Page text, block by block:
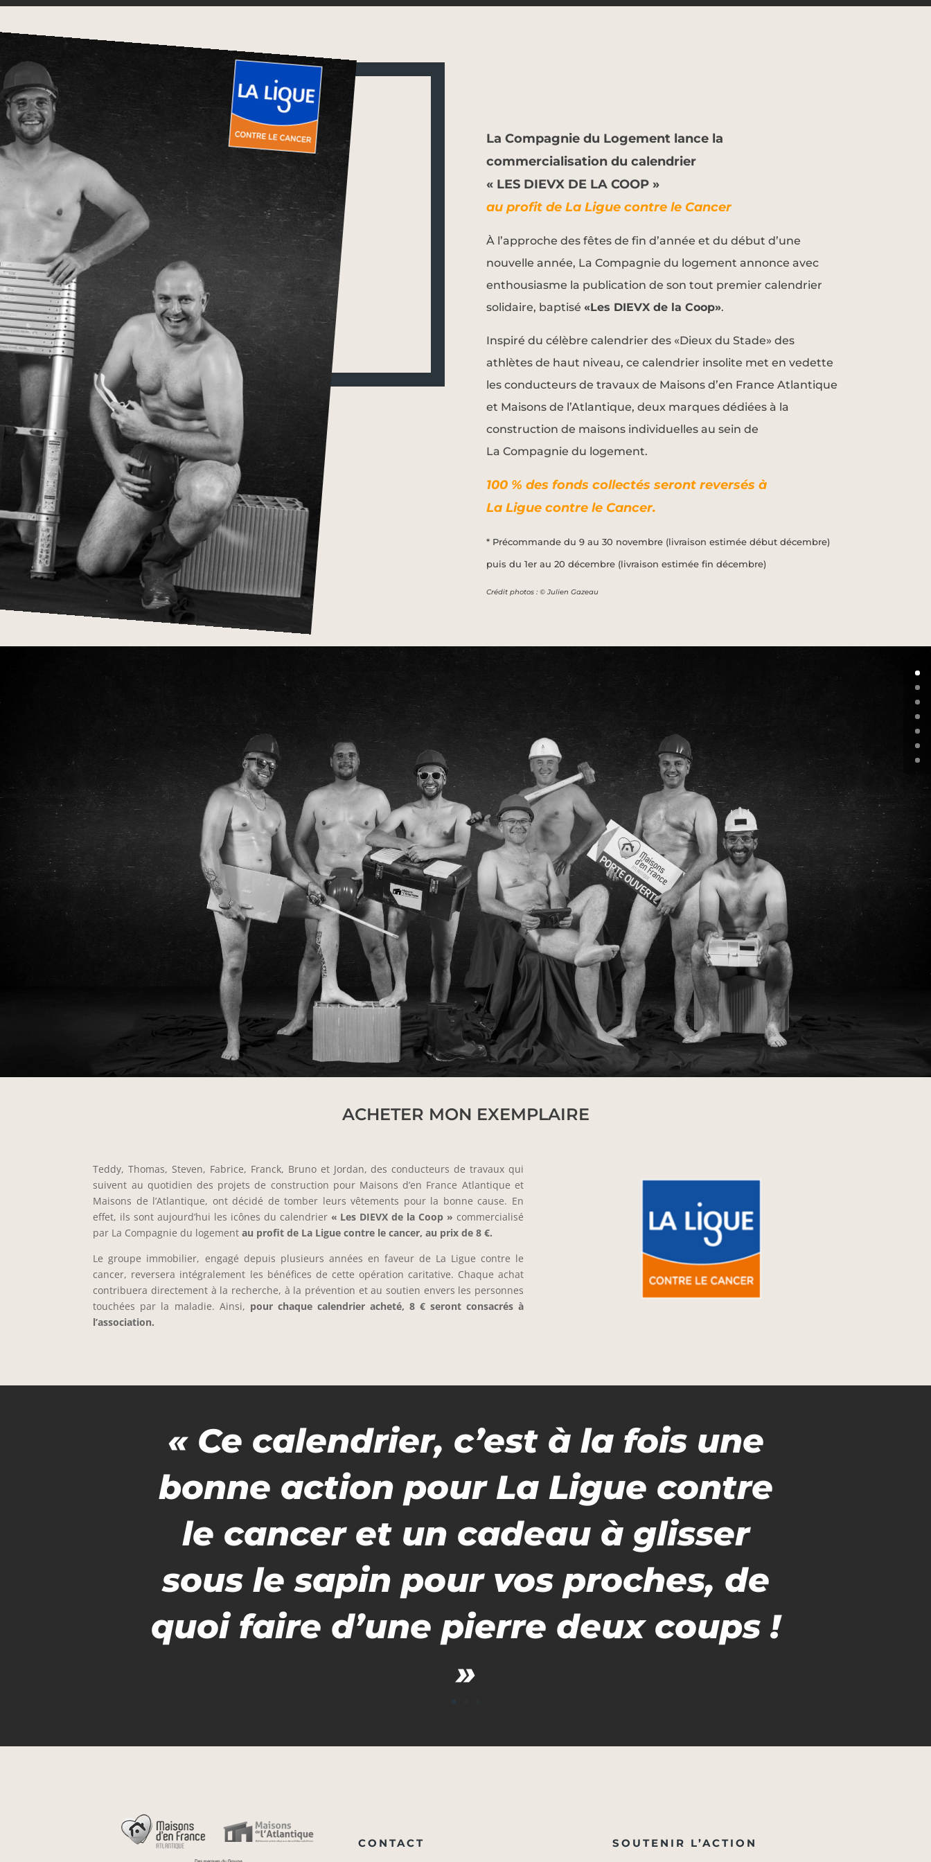
La Compagnie du Logement lance la
commercialisation du calendrier
« LES DIEVX DE LA COOP »
au profit de La Ligue contre le Cancer
À l’approche des fêtes de fin d’année et du début d’une
nouvelle année, La Compagnie du logement annonce avec
enthousiasme la publication de son tout premier calendrier
solidaire, baptisé «Les DIEVX de la Coop».
Inspiré du célèbre calendrier des «Dieux du Stade» des
athlètes de haut niveau, ce calendrier insolite met en vedette
les conducteurs de travaux de Maisons d’en France Atlantique
et Maisons de l’Atlantique, deux marques dédiées à la
construction de maisons individuelles au sein de
La Compagnie du logement.
100 % des fonds collectés seront reversés à
La Ligue contre le Cancer.
* Précommande du 9 au 30 novembre (livraison estimée début décembre)
puis du 1er au 20 décembre (livraison estimée fin décembre)
Crédit photos : © Julien Gazeau
ACHETER MON EXEMPLAIRE
Teddy, Thomas, Steven, Fabrice, Franck, Bruno et Jordan, des conducteurs de travaux qui
suivent au quotidien des projets de construction pour Maisons d’en France Atlantique et
Maisons de l’Atlantique, ont décidé de tomber leurs vêtements pour la bonne cause. En
effet, ils sont aujourd’hui les icônes du calendrier « Les DIEVX de la Coop » commercialisé
par La Compagnie du logementau profit de La Ligue contre le cancer, au prix de 8 €.
Le groupe immobilier, engagé depuis plusieurs années en faveur de La Ligue contre le
cancer, reversera intégralement les bénéfices de cette opération caritative. Chaque achat
contribuera directement à la recherche, à la prévention et au soutien envers les personnes
touchées par la maladie. Ainsi, pour chaque calendrier acheté, 8 € seront consacrés à
l’association.
« Ce calendrier, c’est à la fois une
bonne action pour La Ligue contre
le cancer et un cadeau à glisser
sous le sapin pour vos proches, de
quoi faire d’une pierre deux coups !
»
CONTACT SOUTENIR L’ACTION